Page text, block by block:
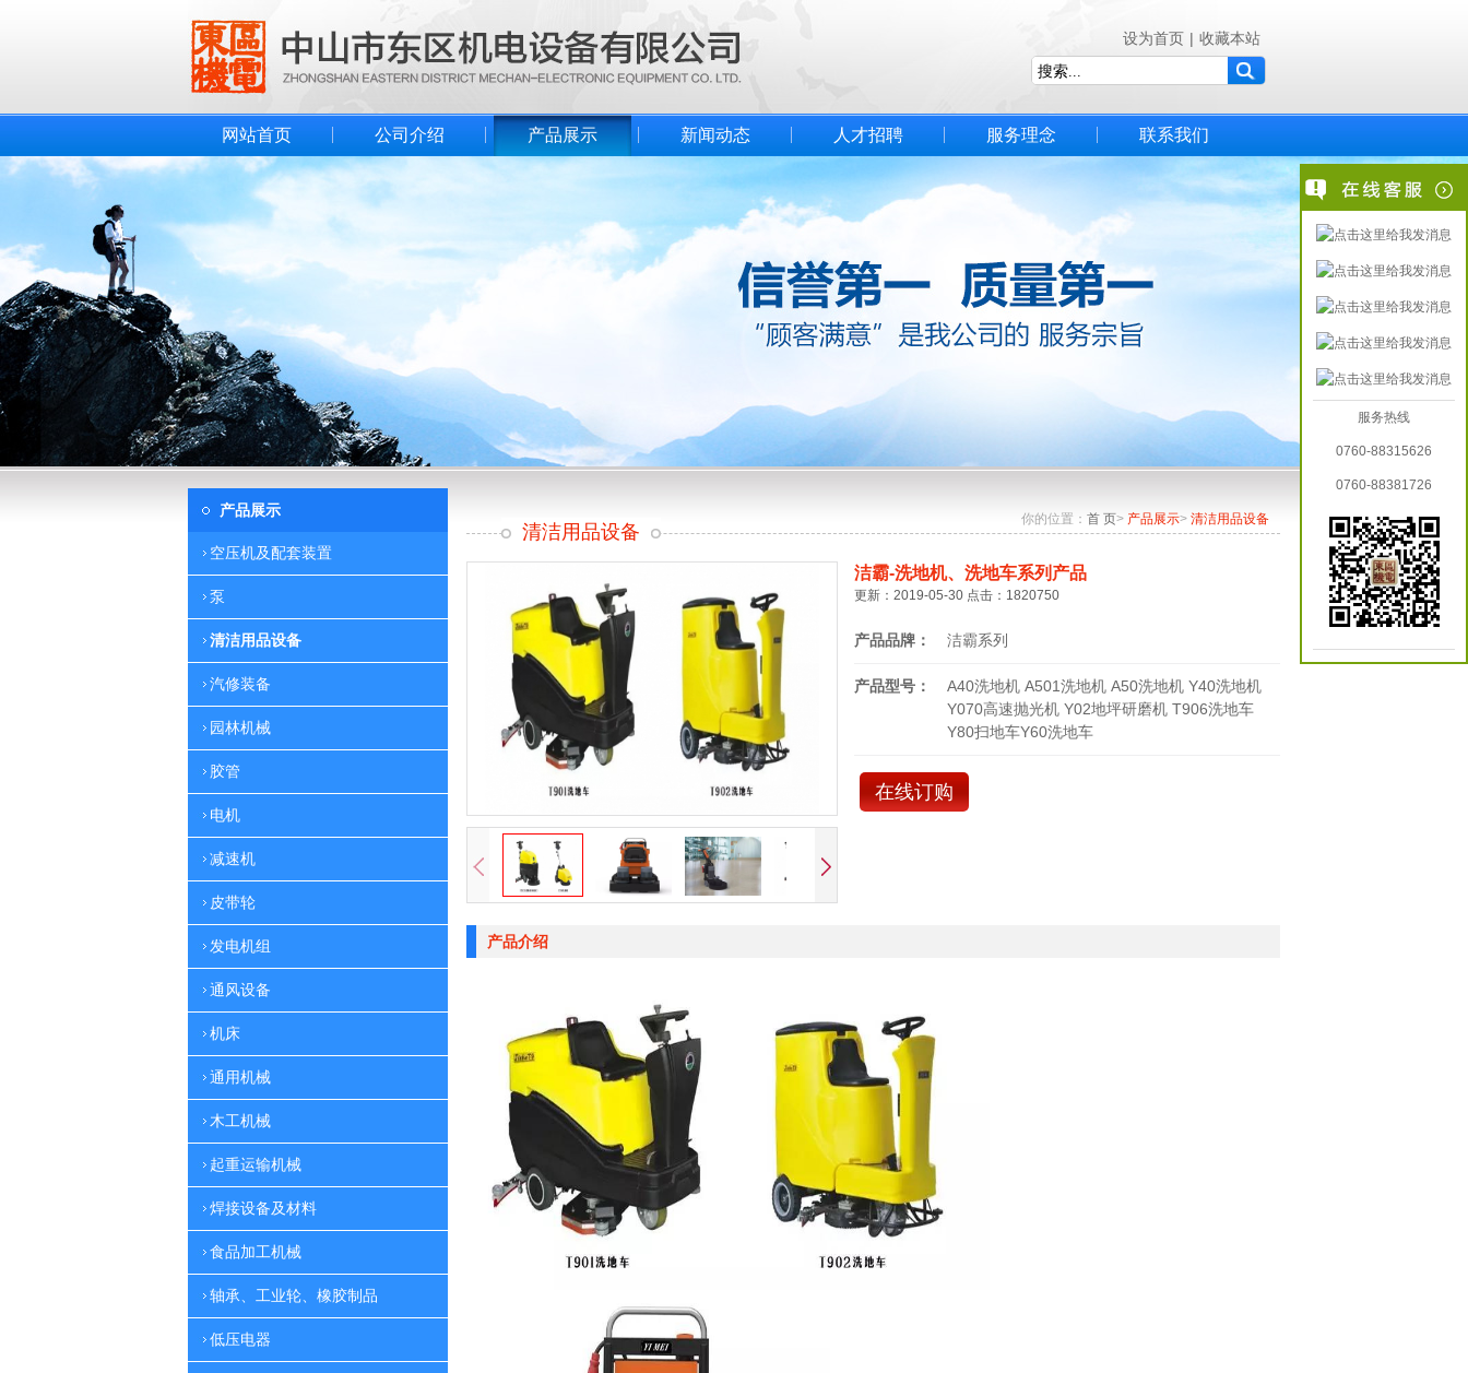
设为首页 | 收藏本站
网站首页 公司介绍 产品展示 新闻动态 人才招聘 服务理念 联系我们
产品展示
空压机及配套装置
泵
清洁用品设备
汽修装备
园林机械
胶管
电机
减速机
皮带轮
发电机组
通风设备
机床
通用机械
木工机械
起重运输机械
焊接设备及材料
食品加工机械
轴承、工业轮、橡胶制品
低压电器
你的位置： 首 页> 产品展示> 清洁用品设备
清洁用品设备
洁霸-洗地机、洗地车系列产品
更新：2019-05-30 点击：1820750
产品品牌： 洁霸系列
产品型号：
A40洗地机 A501洗地机 A50洗地机 Y40洗地机
Y070高速抛光机 Y02地坪研磨机 T906洗地车
Y80扫地车Y60洗地车
在线订购
产品介绍
服务热线
0760-88315626
0760-88381726